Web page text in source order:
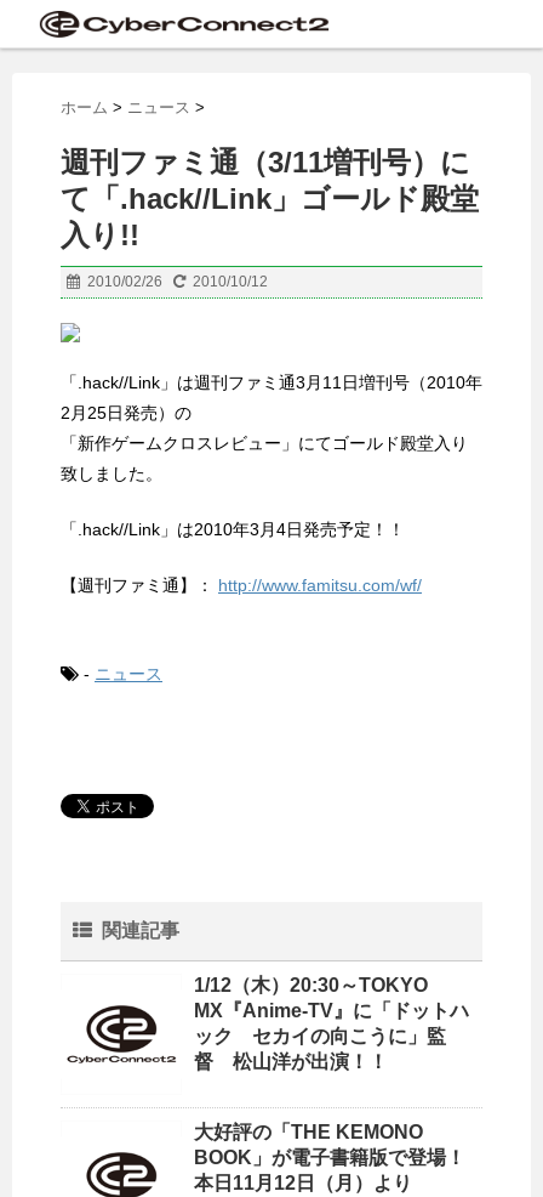
ホーム > ニュース >
週刊ファミ通（3/11増刊号）に
て「.hack//Link」ゴールド殿堂
入り!!
2010/02/26 2010/10/12
「.hack//Link」は週刊ファミ通3月11日増刊号（2010年
2月25日発売）の
「新作ゲームクロスレビュー」にてゴールド殿堂入り
致しました。
「.hack//Link」は2010年3月4日発売予定！！
【週刊ファミ通】： http://www.famitsu.com/wf/
- ニュース
関連記事
1/12（木）20:30～TOKYO
MX『Anime-TV』に「ドットハ
ック セカイの向こうに」監
督 松山洋が出演！！
大好評の「THE KEMONO
BOOK」が電子書籍版で登場！
本日11月12日（月）より